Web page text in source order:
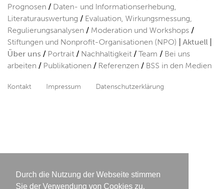
Durch die Nutzung der Webseite stimmen
Sie der Verwendung von Cookies zu.
Prognosen
Daten- und Informationserhebung,
Literaturauswertung
Evaluation, Wirkungsmessung,
Regulierungsanalysen
Moderation und Workshops
Stiftungen und Nonprofit-Organisationen (NPO)
Aktuell
Über uns
Portrait Nachhaltigkeit Team
Bei uns
arbeiten
Publikationen Referenzen BSS in den Medien
Kontakt Impressum Datenschutzerklärung